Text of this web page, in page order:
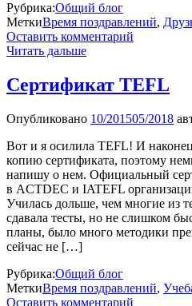
Рубрика:Общий блог
МеткиВремя поздравлений,
Оставить комментарий
Читать дальше
Сертификат TEFL
Опубликовано 10/201505/2018
Вот и я осилила TEFL! И
копию сертификата, поэтому
напишу о нем. Официальный
в ACTDEC и IATEFL
Училась дольше, чем многие из
сдавала тесты, но не слишком
планы, было много методики
сейчас не […]
Рубрика:Общий блог
МеткиВремя поздравлений,
Оставить комментарий